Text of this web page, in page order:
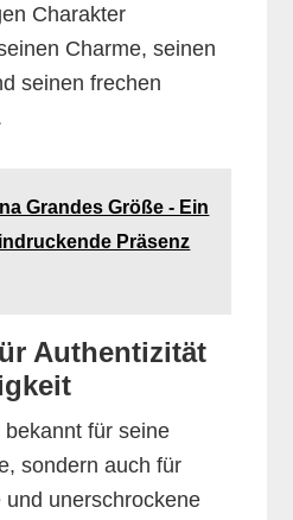
Charakter
Charme, seinen
seinen frechen
Grandes Größe - Ein
Präsenz
Authentizität
für seine
sondern auch für
unerschrockene